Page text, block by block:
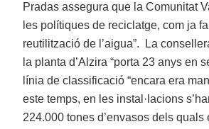
Pradas assegura que la Comunitat
les polítiques de reciclatge, com ja
reutilització de l’aigua”. La
la planta d’Alzira “porta 23 anys en
línia de classificació “encara era
este temps, en les instal·lacions
224.000 tones d’envasos dels quals